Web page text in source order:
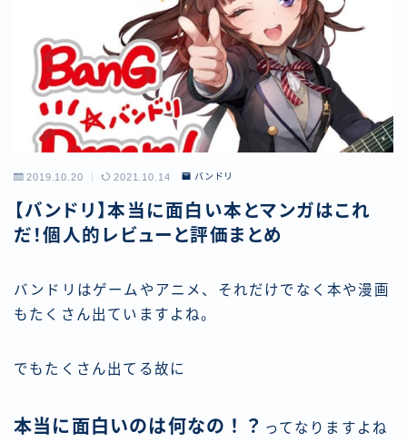
2019.10.20 2021.10.14 バンドリ
【バンドリ】本当に面白い本とマンガはこれ
だ！個人的レビューと評価まとめ
バンドリはゲームやアニメ、それだけでなく本や漫画
もたくさん出ていますよね。
でもたくさん出てる故に
本当に面白いのは何なの！？ ってなりますよね